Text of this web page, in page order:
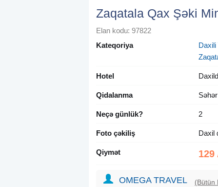
Zaqatala Qax Şəki
Elan kodu: 97822
Kateqoriya
Daxili
Hotel
Qidalanma Səhər
Neçə günlük? 2
Foto çəkiliş Daxil
Qiymət 129
OMEGA TRAVEL (Bütün